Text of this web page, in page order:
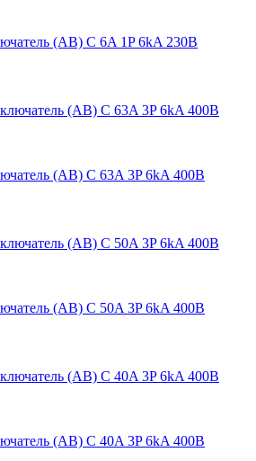
(АВ) C 6A 1P 6kA 230В
(АВ) C 63A 3P 6kA 400В
(АВ) C 50A 3P 6kA 400В
(АВ) C 40A 3P 6kA 400В